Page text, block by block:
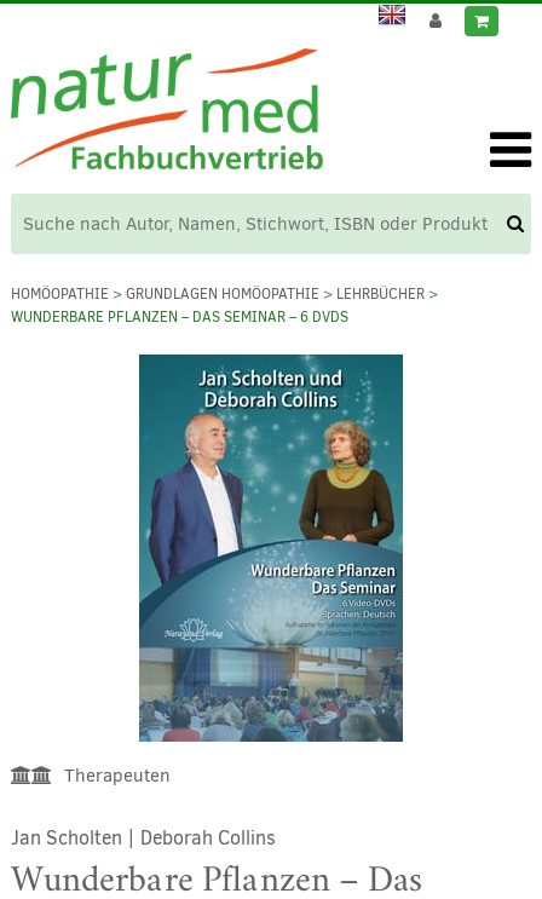
HOMÖOPATHIE >GRUNDLAGEN HOMÖOPATHIE > LEHRBÜCHER>
WUNDERBARE PFLANZEN – DAS SEMINAR – 6 DVDS
Therapeuten
Jan Scholten | Deborah Collins
Wunderbare Pflanzen – Das